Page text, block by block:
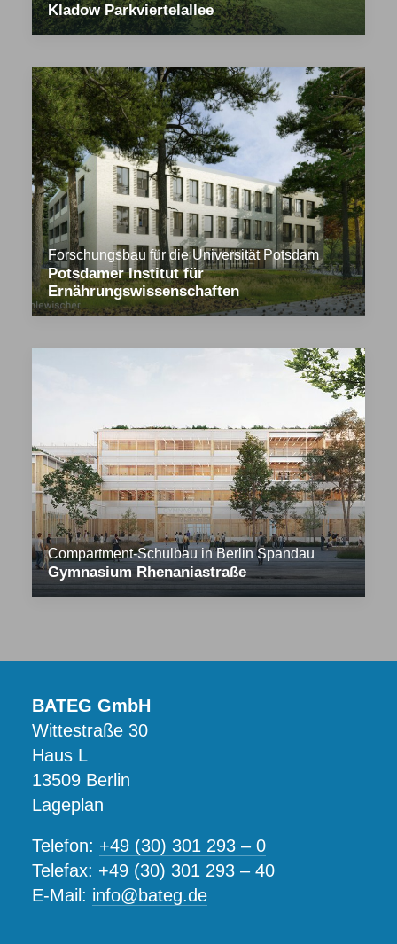
Kladow Parkviertelallee
Forschungsbau für die Universität Potsdam
Potsdamer Institut für
Ernährungswissenschaften
Compartment-Schulbau in Berlin Spandau
Gymnasium Rhenaniastraße
BATEG GmbH
Wittestraße 30
Haus L
13509 Berlin
Lageplan
Telefon: +49 (30) 301 293 – 0
Telefax: +49 (30) 301 293 – 40
E-Mail: info@bateg.de